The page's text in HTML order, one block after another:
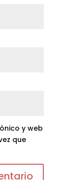
y web
que